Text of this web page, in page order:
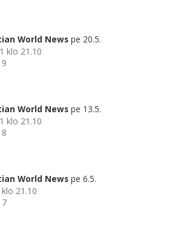
World News pe 20.5.
klo 21.10
World News pe 13.5.
klo 21.10
World News pe 6.5.
klo 21.10
7